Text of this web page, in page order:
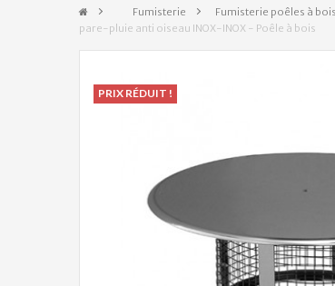
&gt; Fumisterie > Fumisterie poêles à
pare-pluie anti oiseau INOX-INOX - Poêle à bois
PRIX RÉDUIT !